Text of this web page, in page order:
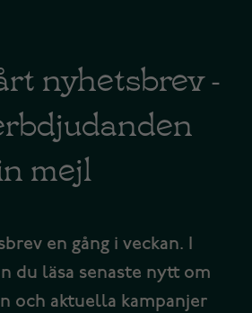
nyhetsbrev -
mejl
en gång i veckan. I
du läsa senaste nytt om
och aktuella kampanjer